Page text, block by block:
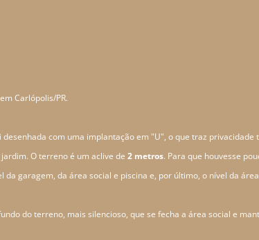
Carlópolis/PR.
desenhada com uma implantação em "U", o que traz
O terreno é um aclive de 2 metros. Para que houvesse
da garagem, da área social e piscina e, por último, o nível da
do terreno, mais silencioso, que se fecha a área social e